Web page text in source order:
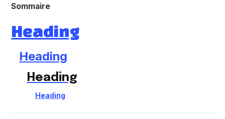
Sommaire
Heading
Heading
Heading
Heading